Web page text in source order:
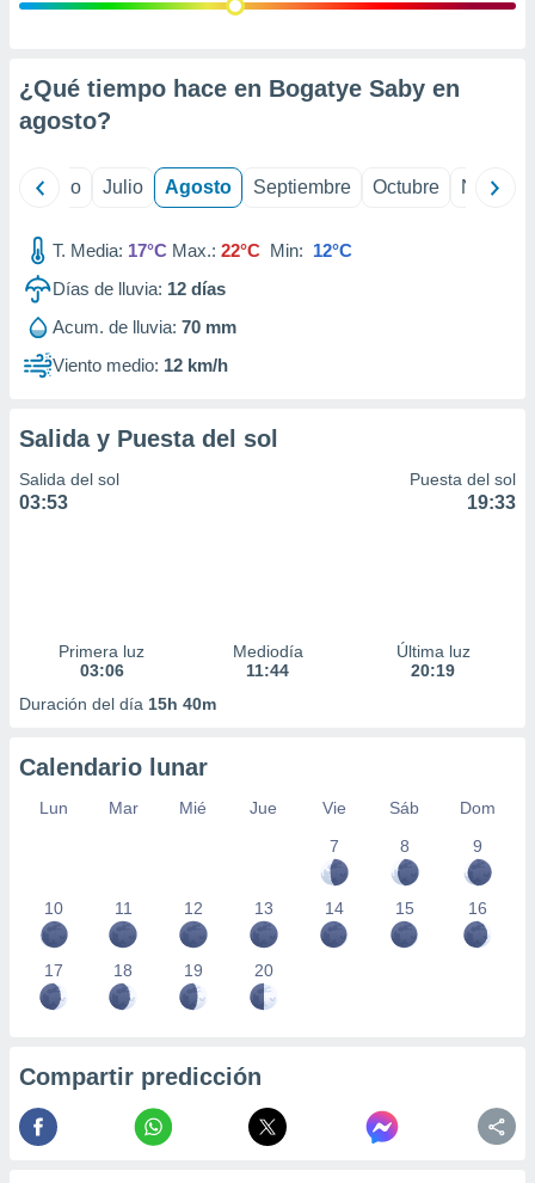
e
mediante
publicidad
de
1199
¿Qué tiempo hace en Bogatye Saby en
agosto?
Junio Julio Agosto Septiembre Octubre
T. Media: 17°C Max.: 22°C Min: 12°C
Días de lluvia: 12 días
Acum. de lluvia: 70 mm
Viento medio: 12 km/h
Salida y Puesta del sol
Salida del sol
03:53
Puesta del sol
19:33
Primera luz
03:06
Mediodía
11:44
Última luz
20:19
Duración del día 15h 40m
Calendario lunar
Lun Mar Mié Jue Vie Sáb
Dom
7
8 9
10 11 12 13 14 15 16
17 18 19 20
Compartir predicción